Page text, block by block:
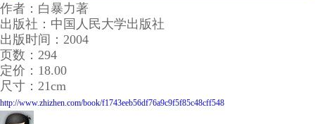
作者：白暴力著
出版社：中国人民大学出版社
出版时间：2004
页数：294
定价：18.00
尺寸：21cm
http://www.zhizhen.com/book/f1743eeb56df76a9c9f5f85c48cff548